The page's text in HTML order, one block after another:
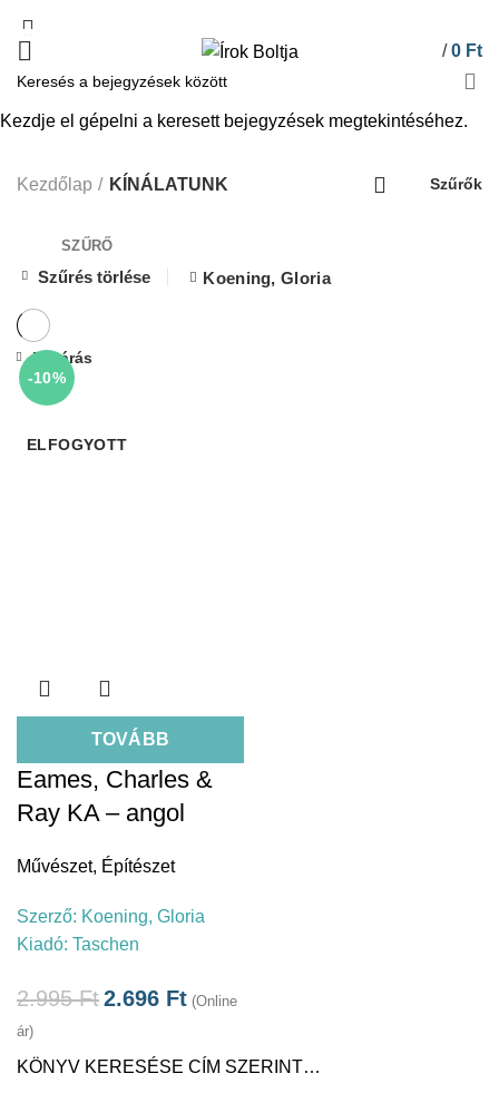
/ 0 Ft
KÍNÁLATUNK
KÖNYV KERESÉSE CÍM SZERINT…
Kezdőlap KÍNÁLATUNK Szűrők
SZŰRŐ
Szűrés törlése Koening, Gloria
-10%
ELFOGYOTT
TOVÁBB
Bezárás
Eames, Charles &
Ray KA – angol
Művészet, Építészet
Szerző: Koening, Gloria
Kiadó: Taschen
2.995Ft2.696 Ft (Online
ár)
Kezdje el gépelni a keresett bejegyzések megtekintéséhez.